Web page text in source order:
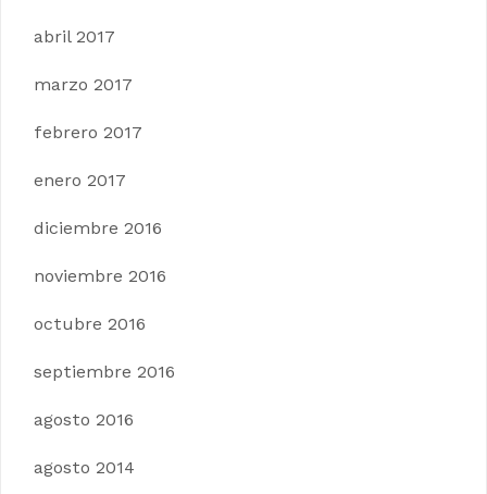
abril 2017
marzo 2017
febrero 2017
enero 2017
diciembre 2016
noviembre 2016
octubre 2016
septiembre 2016
agosto 2016
agosto 2014